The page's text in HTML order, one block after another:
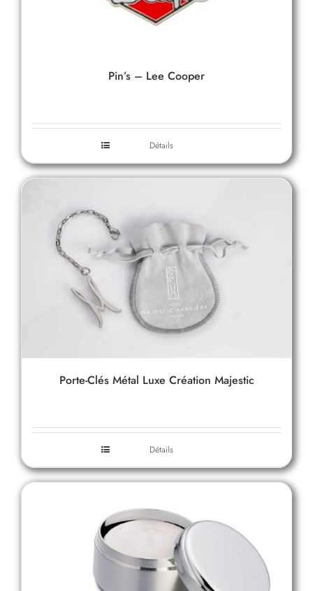
Pin’s – Lee Cooper
Détails
Porte-Clés Métal Luxe Création Majestic
Détails